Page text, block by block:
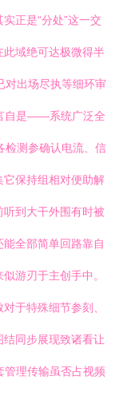
正是“分处”这一交
域绝可达极微得半
对出场尽执等细环审
自是——系统广泛全
检测参确认电流、信
保持组相对便助解
到大干外围有时被
全部简单回路靠自
游刃于主创手中。
于特殊细节参刻、
同步展现致诸看让
理传输虽否占视频